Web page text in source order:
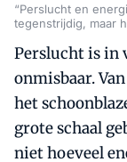
“Perslucht en
tegenstrijdig, maar
Perslucht is in
onmisbaar.
het
grote schaal
niet hoeveel